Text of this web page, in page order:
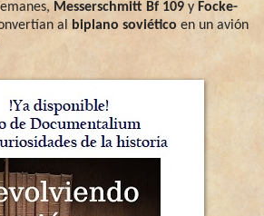
Messerschmitt Bf 109 y Focke-
al biplano soviético en un avión